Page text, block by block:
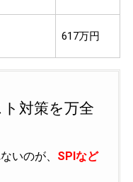
617万円
対策を万全
いのが、 SPIなど